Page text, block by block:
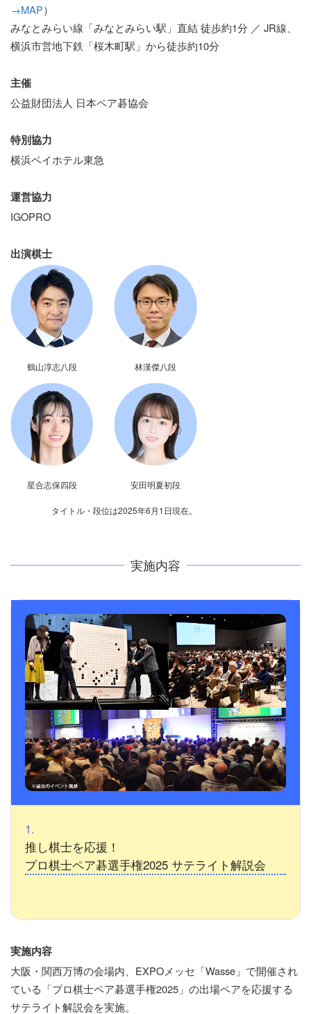
→MAP）
みなとみらい線「みなとみらい駅」直結 徒歩約1分 ／ JR線、
横浜市営地下鉄「桜木町駅」から徒歩約10分
主催
公益財団法人 日本ペア碁協会
特別協力
横浜ベイホテル東急
運営協力
IGOPRO
出演棋士
鶴山淳志八段 林漢傑八段
星合志保四段 安田明夏初段
タイトル・段位は2025年6月1日現在。
実施内容
1.
推し棋士を応援！
プロ棋士ペア碁選手権2025 サテライト解説会
実施内容
大阪・関西万博の会場内、EXPOメッセ「Wasse」で開催され
ている「プロ棋士ペア碁選手権2025」の出場ペアを応援する
サテライト解説会を実施。